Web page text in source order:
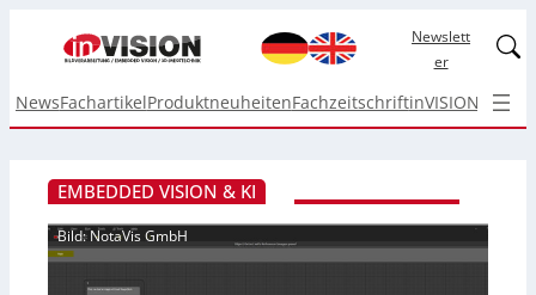
Newslett
er
NewsFachartikelProduktneuheitenFachzeitschriftinVISION Top
EMBEDDED VISION & KI
Bild: NotaVis GmbH